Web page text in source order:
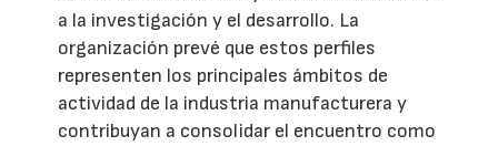
a la investigación y el desarrollo. La
organización prevé que estos perfiles
representen los principales ámbitos de
actividad de la industria manufacturera y
contribuyan a consolidar el encuentro como